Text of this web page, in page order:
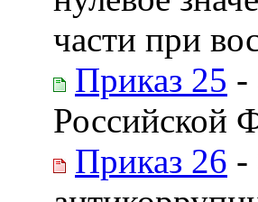
части при
Приказ 25 -
Российской
Приказ 26 -